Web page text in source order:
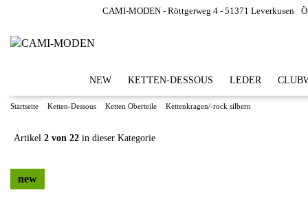
CAMI-MODEN - Röttgerweg 4 - 51371 Leverkusen
NEW KETTEN-DESSOUS LEDER
Startseite Ketten-Dessous Ketten Oberteile Kettenkragen/-rock silbern
Artikel 2 von 22 in dieser Kategorie
new